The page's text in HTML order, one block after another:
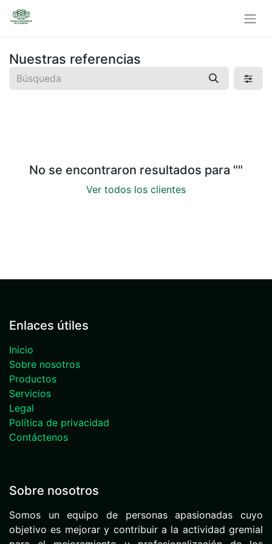
Nuestras referencias
No se encontraron resultados para ""
Ver todos los clientes
Enlaces útiles
Inicio
Sobre nosotros
Productos
Servicios
Legal
Política de privacidad
Contáctenos
Sobre nosotros
Somos un equipo de personas apasionadas cuyo
objetivo es mejorar y contribuir a la actividad gremial